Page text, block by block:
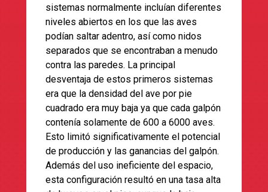
sistemas normalmente incluían diferentes
niveles abiertos en los que las aves
podían saltar adentro, así como nidos
separados que se encontraban a menudo
contra las paredes. La principal
desventaja de estos primeros sistemas
era que la densidad del ave por pie
cuadrado era muy baja ya que cada galpón
contenía solamente de 600 a 6000 aves.
Esto limitó significativamente el potencial
de producción y las ganancias del galpón.
Además del uso ineficiente del espacio,
esta configuración resultó en una tasa alta